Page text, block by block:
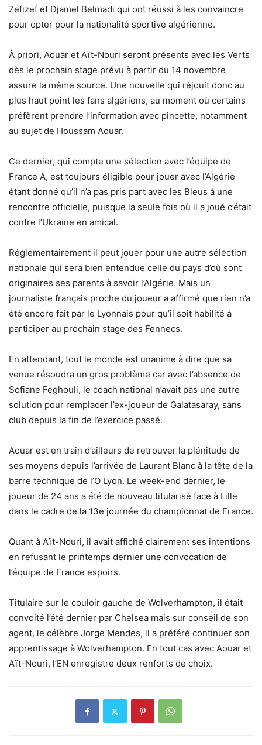
Zefizef et Djamel Belmadi qui ont réussi à les convaincre
pour opter pour la nationalité sportive algérienne.
À priori, Aouar et Aït-Nouri seront présents avec les Verts
dès le prochain stage prévu à partir du 14 novembre
assure la même source. Une nouvelle qui réjouit donc au
plus haut point les fans algériens, au moment où certains
préfèrent prendre l’information avec pincette, notamment
au sujet de Houssam Aouar.
Ce dernier, qui compte une sélection avec l’équipe de
France A, est toujours éligible pour jouer avec l’Algérie
étant donné qu’il n’a pas pris part avec les Bleus à une
rencontre officielle, puisque la seule fois où il a joué c’était
contre l’Ukraine en amical.
Réglementairement il peut jouer pour une autre sélection
nationale qui sera bien entendue celle du pays d’où sont
originaires ses parents à savoir l’Algérie. Mais un
journaliste français proche du joueur a affirmé que rien n’a
été encore fait par le Lyonnais pour qu’il soit habilité à
participer au prochain stage des Fennecs.
En attendant, tout le monde est unanime à dire que sa
venue résoudra un gros problème car avec l’absence de
Sofiane Feghouli, le coach national n’avait pas une autre
solution pour remplacer l’ex-joueur de Galatasaray, sans
club depuis la fin de l’exercice passé.
Aouar est en train d’ailleurs de retrouver la plénitude de
ses moyens depuis l’arrivée de Laurant Blanc à la tête de la
barre technique de l’O Lyon. Le week-end dernier, le
joueur de 24 ans a été de nouveau titularisé face à Lille
dans le cadre de la 13e journée du championnat de France.
Quant à Aït-Nouri, il avait affiché clairement ses intentions
en refusant le printemps dernier une convocation de
l’équipe de France espoirs.
Titulaire sur le couloir gauche de Wolverhampton, il était
convoité l’été dernier par Chelsea mais sur conseil de son
agent, le célèbre Jorge Mendes, il a préféré continuer son
apprentissage à Wolverhampton. En tout cas avec Aouar et
Aït-Nouri, l’EN enregistre deux renforts de choix.